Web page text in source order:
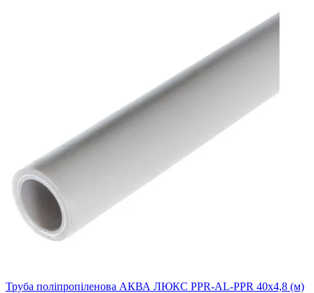
Труба поліпропіленова АКВА ЛЮКС PPR-AL-PPR 40х4,8 (м)